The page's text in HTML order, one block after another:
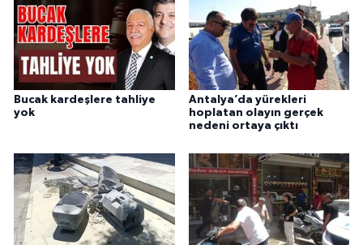
Bucak kardeşlere tahliye
yok
Antalya’da yürekleri
hoplatan olayın gerçek
nedeni ortaya çıktı